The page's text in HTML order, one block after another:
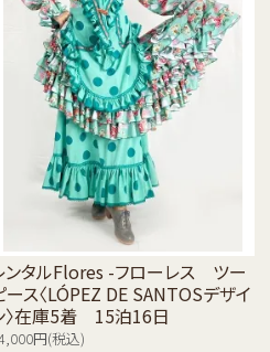
ンタルFlores -フローレス ツー
ース〈LÓPEZ DE SANTOSデザイ
〉在庫5着 15泊16日
円(税込)